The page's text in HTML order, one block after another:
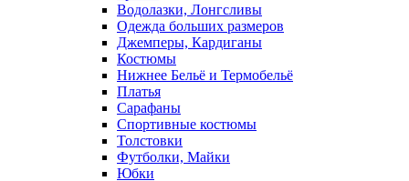
Водолазки, Лонгсливы
Одежда больших размеров
Джемперы, Кардиганы
Костюмы
Нижнее Бельё и Термобельё
Платья
Сарафаны
Спортивные костюмы
Толстовки
Футболки, Майки
Юбки